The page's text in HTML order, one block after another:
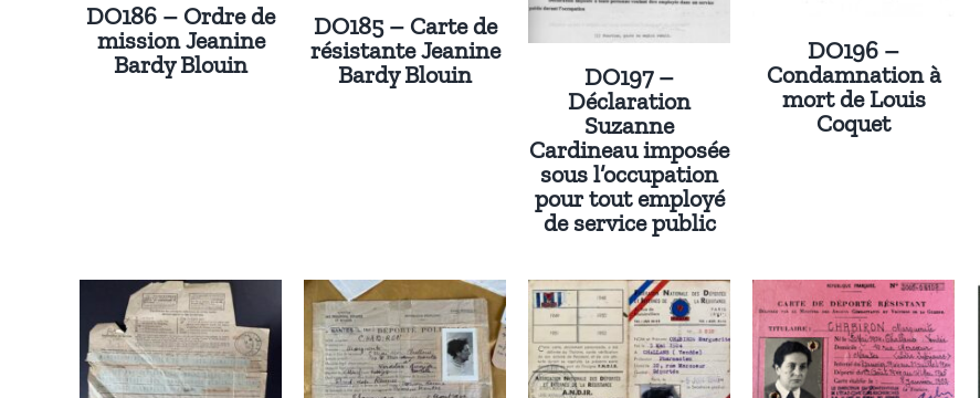
DO186 – Ordre de
mission Jeanine
Bardy Blouin
DO185 – Carte de
résistante Jeanine
Bardy Blouin
DO197 –
Déclaration
Suzanne
Cardineau imposée
sous l’occupation
pour tout employé
de service public
DO196 –
Condamnation à
mort de Louis
Coquet